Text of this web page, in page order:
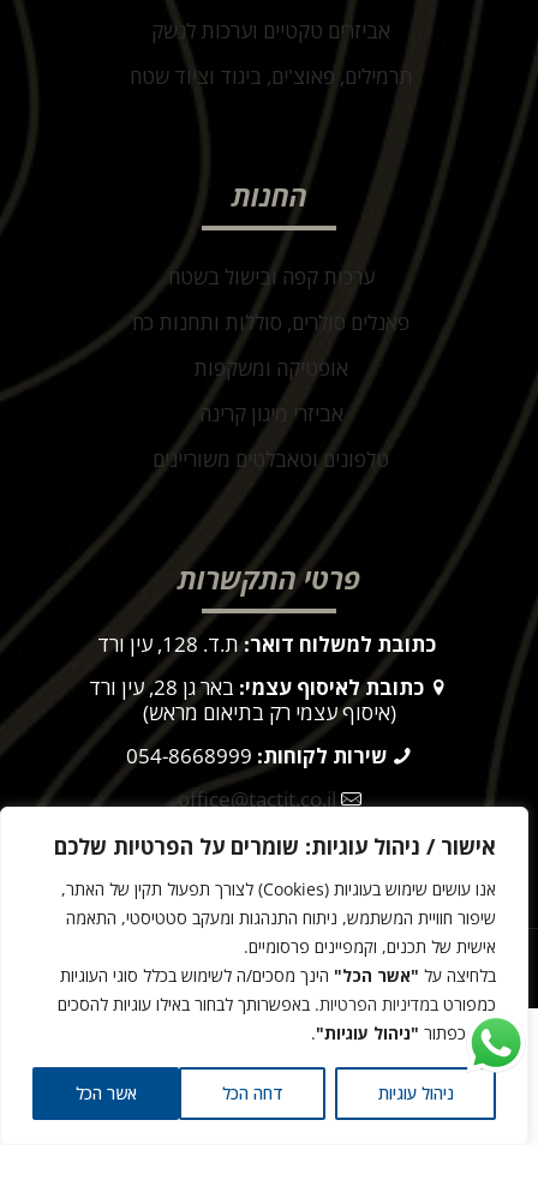
אישור / ניהול עוגיות: שומרים על הפרטיות שלכם
אנו עושים שימוש בעוגיות (Cookies) לצורך תפעול תקין של האתר,
שיפור חוויית המשתמש, ניתוח התנהגות ומעקב סטטיסטי, התאמה
אישית של תכנים, וקמפיינים פרסומיים.
בלחיצה על "אשר הכל" הינך מסכים/ה לשימוש בכלל סוגי העוגיות
כמפורט במדיניות הפרטיות. באפשרותך לבחור באילו עוגיות להסכים
דרך כפתור "ניהול עוגיות".
ניהול עוגיות דחה הכל אשר הכל
אביזרים טקטיים וערכות לנשק
תרמילים, פאוצ'ים, ביגוד וציוד שטח
החנות
ערכות קפה ובישול בשטח
פאנלים סולרים, סוללות ותחנות כח
אופטיקה ומשקפות
אביזרי מיגון קרינה
טלפונים וטאבלטים משוריינים
פרטי התקשרות
כתובת למשלוח דואר:ת.ד. 128, עין ורד
כתובת לאיסוף עצמי: באר גן 28, עין ורד
(איסוף עצמי רק בתיאום מראש)
שירות לקוחות: 054-8668999
office@tactit.co.il
שעות פעילות:9:00 – 17:00
מדיניות הפרטיות
הטקטית © 2025
עיצוב ובניית אתרים -
+